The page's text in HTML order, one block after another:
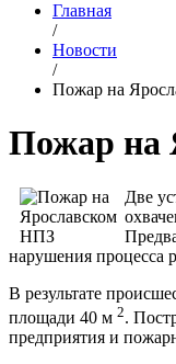
Главная
/
Новости
/
Пожар на
Пожар на
Две
нарушения процесса
В результате
площади 40 м 2.
предприятия и